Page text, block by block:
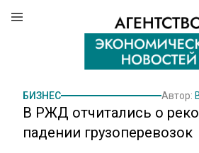
БИЗНЕС Автор:
В РЖД отчитались о
падении грузоперевозок